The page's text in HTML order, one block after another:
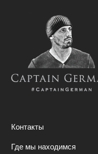
Контакты
Где мы находимся